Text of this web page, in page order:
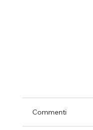
Commenti